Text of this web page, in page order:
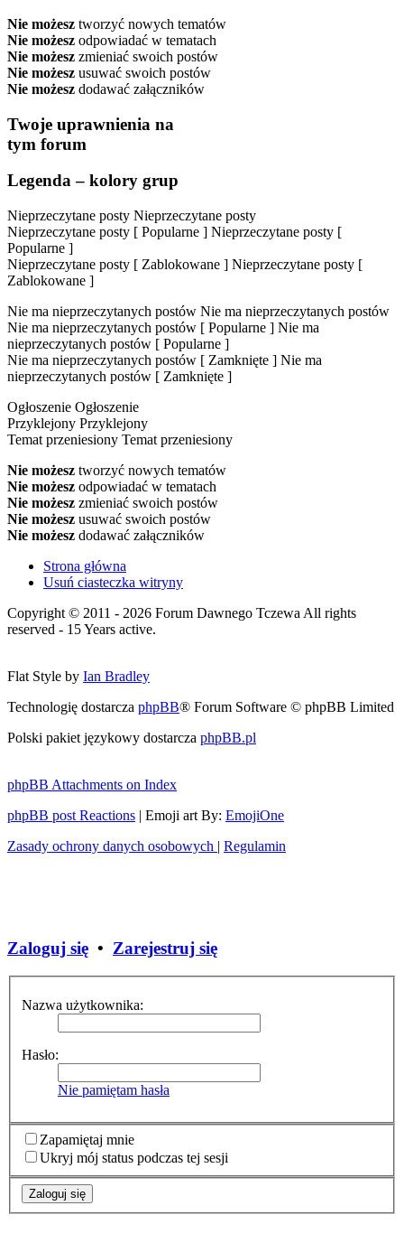
Nie możesz tworzyć nowych tematów
Nie możesz odpowiadać w tematach
Nie możesz zmieniać swoich postów
Nie możesz usuwać swoich postów
Nie możesz dodawać załączników
Twoje uprawnienia na
tym forum
Legenda – kolory grup
Nieprzeczytane posty Nieprzeczytane posty
Nieprzeczytane posty [ Popularne ] Nieprzeczytane posty [
Popularne ]
Nieprzeczytane posty [ Zablokowane ] Nieprzeczytane posty [
Zablokowane ]
Nie ma nieprzeczytanych postów Nie ma nieprzeczytanych postów
Nie ma nieprzeczytanych postów [ Popularne ] Nie ma
nieprzeczytanych postów [ Popularne ]
Nie ma nieprzeczytanych postów [ Zamknięte ] Nie ma
nieprzeczytanych postów [ Zamknięte ]
Ogłoszenie Ogłoszenie
Przyklejony Przyklejony
Temat przeniesiony Temat przeniesiony
Nie możesz tworzyć nowych tematów
Nie możesz odpowiadać w tematach
Nie możesz zmieniać swoich postów
Nie możesz usuwać swoich postów
Nie możesz dodawać załączników
Strona główna
Usuń ciasteczka witryny
Copyright © 2011 - 2026 Forum Dawnego Tczewa All rights
reserved - 15 Years active.
Flat Style by Ian Bradley
Technologię dostarcza phpBB® Forum Software © phpBB Limited
Polski pakiet językowy dostarcza phpBB.pl
phpBB Attachments on Index
phpBB post Reactions | Emoji art By: EmojiOne
Zasady ochrony danych osobowych | Regulamin
Zaloguj się • Zarejestruj się
Nazwa użytkownika:
Hasło:
Nie pamiętam hasła
Zapamiętaj mnie
Ukryj mój status podczas tej sesji